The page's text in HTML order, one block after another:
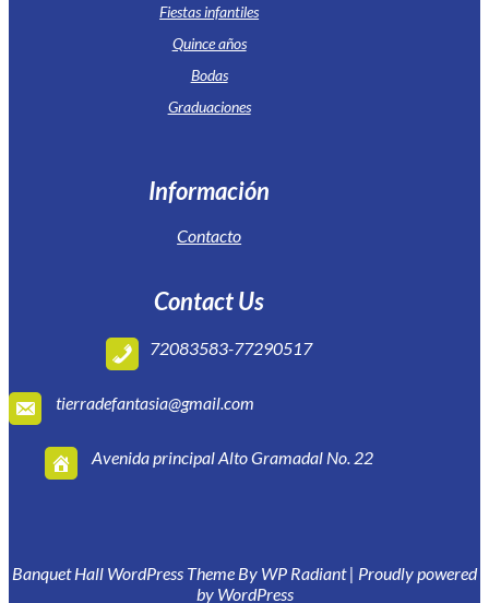
Fiestas infantiles
Quince años
Bodas
Graduaciones
Información
Contacto
Contact Us
72083583-77290517
tierradefantasia@gmail.com
Avenida principal Alto Gramadal No. 22
Banquet Hall WordPress Theme By WP Radiant| Proudly powered
by WordPress